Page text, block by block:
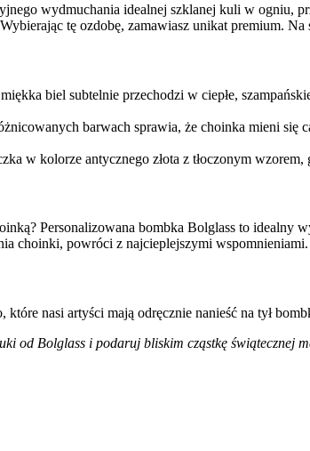
wydmuchania idealnej szklanej kuli w ogniu,
tę ozdobę, zamawiasz unikat premium.
biel subtelnie przechodzi w ciepłe,
barwach sprawia, że choinka mieni się
w kolorze antycznego złota z tłoczonym wzorem,
Personalizowana bombka Bolglass to idealny
choinki, powróci z najcieplejszymi wspomnieniami.
nasi artyści mają odręcznie nanieść na tył
od Bolglass i podaruj bliskim cząstkę świątecznej